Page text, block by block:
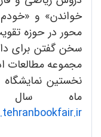
خواندن» و
محور در حوزه
سخن گفتن برای
مجموعه مطالعات
نخستین
ماه سال 1399 در